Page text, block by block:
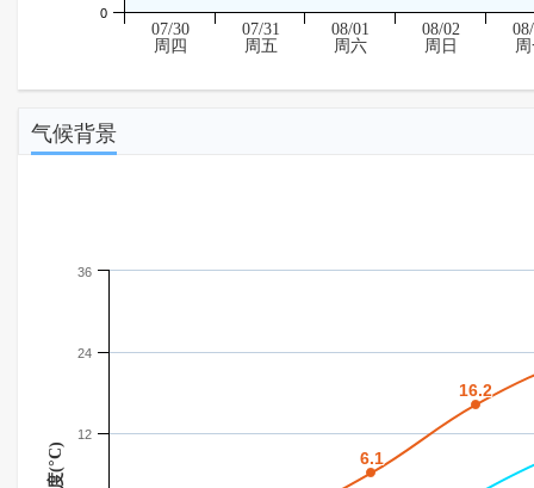
0
07/30
周四
07/31
周五
08/01
周六
08/02
周日
气候背景
温度(°C) 6.1
6.1
16.2
16.2
12
24
36